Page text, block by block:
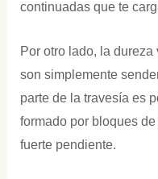
continuadas que te
Por otro lado, la
son simplemente
parte de la travesía es
formado por bloques
fuerte pendiente.